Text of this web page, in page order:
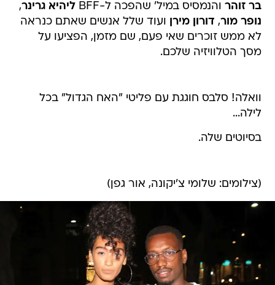
בר זוהר והנמסיס במיל' שהפכה ל-BFF ליהיא גרינר,
נופר מור, דורון מירן ועוד שלל אנשים שאתם כנראה
לא ממש זוכרים שאי פעם, שם מזמן, הפציעו על
מסך הטלוויזיה שלכם.
וואלה! סלבס חוגגת עם פליטי "האח הגדול" בכל
לילה...
בסיוטים שלה.
(צילומים: שלומי צ'יקונה, אור גפן)